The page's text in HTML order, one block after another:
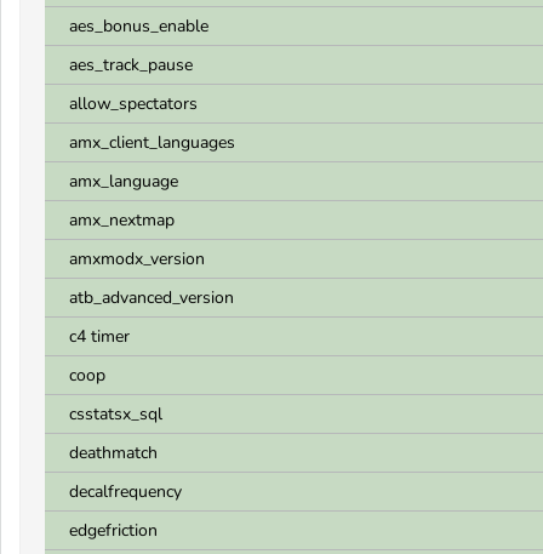
aes_bonus_enable
aes_track_pause
allow_spectators
amx_client_languages
amx_language
amx_nextmap
amxmodx_version
atb_advanced_version
c4 timer
coop
csstatsx_sql
deathmatch
decalfrequency
edgefriction